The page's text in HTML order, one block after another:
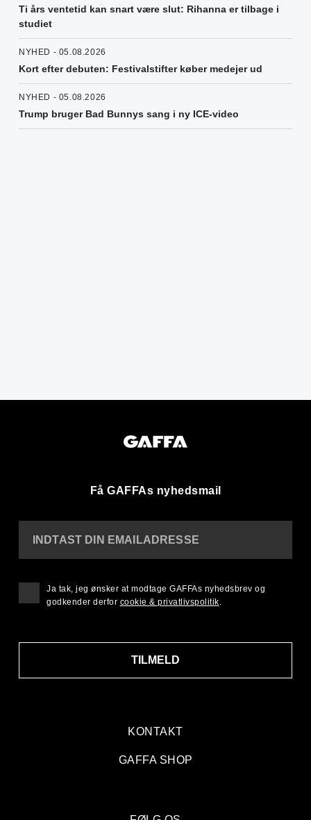
Ti års ventetid kan snart være slut: Rihanna er tilbage i
studiet
NYHED - 05.08.2026
Kort efter debuten: Festivalstifter køber medejer ud
NYHED - 05.08.2026
Trump bruger Bad Bunnys sang i ny ICE-video
Få GAFFAs nyhedsmail
KONTAKT
GAFFA SHOP
INDTAST DIN EMAILADRESSE
TILMELD
Ja tak, jeg ønsker at modtage GAFFAs nyhedsbrev og
godkender derfor cookie & privatlivspolitik.